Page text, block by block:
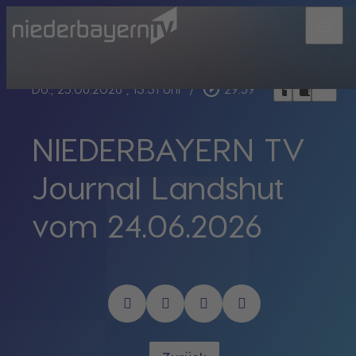
Do., 25.06.2026 , 13:31 Uhr / play_circle_outline 29:59 headphoneschrome_reader_modebookmark_border
NIEDERBAYERN TV
Journal Landshut
vom 24.06.2026